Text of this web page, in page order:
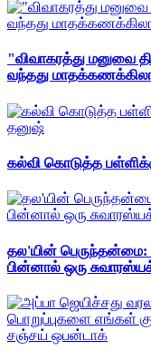
"விவாகரத்து மனுவை
வந்தது
கல்வி கொடுத்த
தல'யின் பெருந்தன்மை:
பின்னால் ஒரு